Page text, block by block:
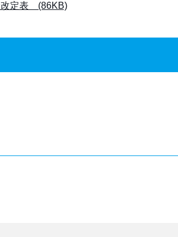
改定表 (86KB)